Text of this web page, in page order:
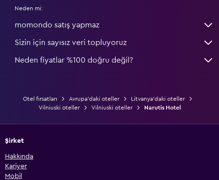
Neden mi:
momondo satış yapmaz
Sizin için sayısız veri topluyoruz
Neden fiyatlar %100 doğru değil?
Otel fırsatları Avrupa'daki oteller
Litvanya'daki oteller
Vilniuski oteller
Vilniuski oteller Narutis Hotel
Şirket
Hakkında
Kariyer
Mobil